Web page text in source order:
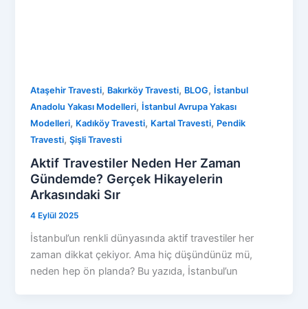
Ataşehir Travesti, Bakırköy Travesti, BLOG, İstanbul
Anadolu Yakası Modelleri, İstanbul Avrupa Yakası
Modelleri, Kadıköy Travesti, Kartal Travesti, Pendik
Travesti,Şişli Travesti
Aktif Travestiler Neden Her Zaman
Gündemde? Gerçek Hikayelerin
Arkasındaki Sır
4 Eylül 2025
İstanbul’un renkli dünyasında aktif travestiler her
zaman dikkat çekiyor. Ama hiç düşündünüz mü,
neden hep ön planda? Bu yazıda, İstanbul’un